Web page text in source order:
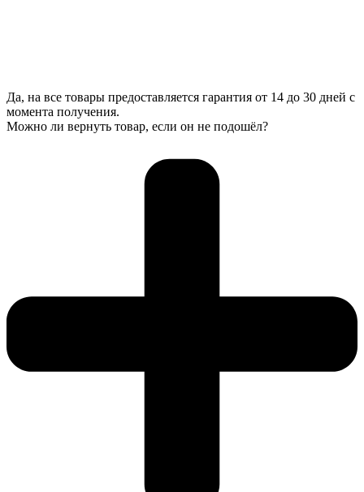
Да, на все товары предоставляется гарантия от 14 до 30 дней с
момента получения.
Можно ли вернуть товар, если он не подошёл?